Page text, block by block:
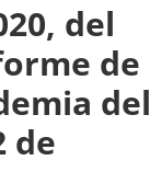
del
de
del
de